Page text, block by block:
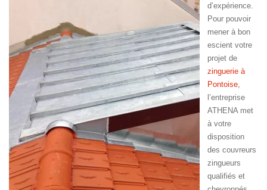
d’expérience.
Pour pouvoir
mener à bon
escient votre
projet de
zinguerie à
Pontoise
l’entreprise
ATHENA met
à votre
disposition
des couvreurs
zingueurs
qualifiés et